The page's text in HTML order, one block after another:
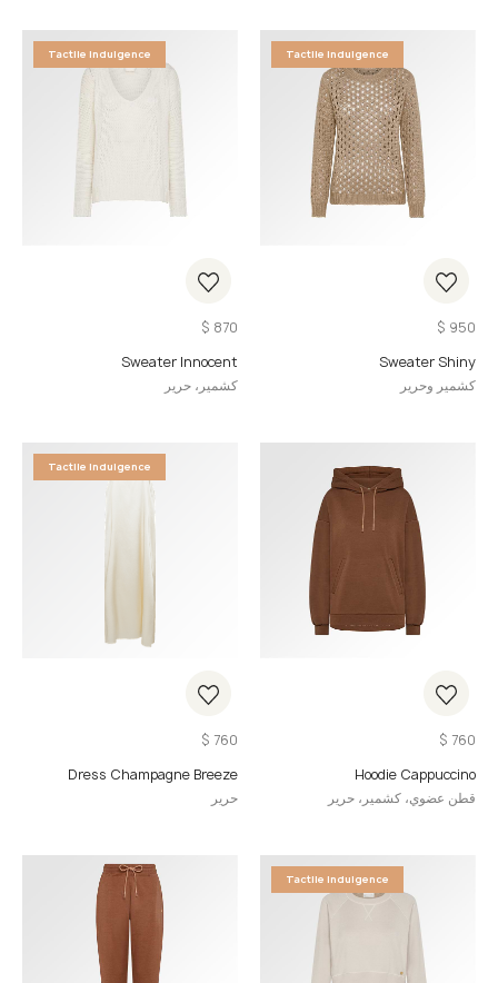
Tactile Indulgence
$ 950
Sweater Shiny
كشمير وحرير
Tactile Indulgence
$ 870
Sweater Innocent
كشمير، حرير
$ 760
Hoodie Cappuccino
قطن عضوي، كشمير، حرير
Tactile Indulgence
$ 760
Dress Champagne Breeze
حرير
Tactile Indulgence